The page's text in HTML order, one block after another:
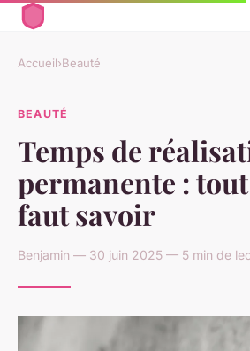
Accueil›Beauté
BEAUTÉ
Temps de
permanente :
faut savoir
Benjamin — 30 juin 2025 — 5 min de